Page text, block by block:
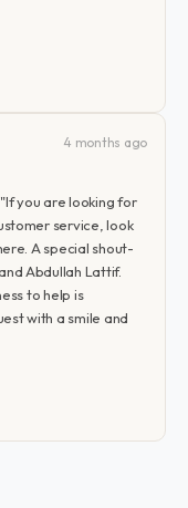
4 months ago
you are looking for
service, look
A special shout-
Abdullah Lattif.
to help is
with a smile and